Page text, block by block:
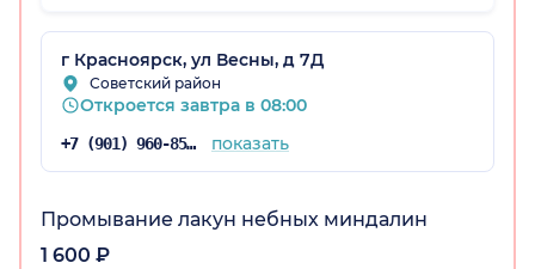
г Красноярск, ул Весны, д 7Д
Советский район
Откроется завтра в 08:00
+7 (901) 960-85-97 показать
Промывание лакун небных миндалин
1 600 ₽